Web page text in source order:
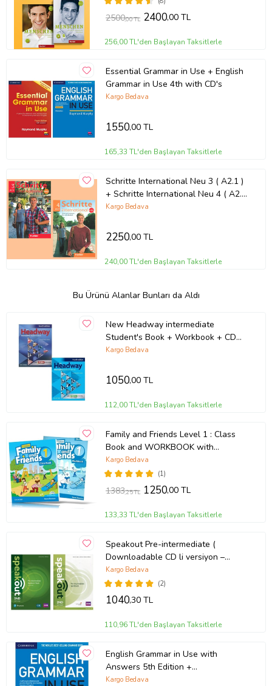
2500,00 TL 2400,00 TL
256,00 TL'den Başlayan Taksitlerle
Essential Grammar in Use + English
Grammar in Use 4th with CD's
Kargo Bedava
1550,00 TL
165,33 TL'den Başlayan Taksitlerle
Schritte International Neu 3 ( A2.1 )
+ Schritte International Neu 4 ( A2.2
) Kurs Und Arbeitsbuch + Ar
Kargo Bedava
2250,00 TL
240,00 TL'den Başlayan Taksitlerle
Bu Ürünü Alanlar Bunları da Aldı
New Headway intermediate
Student's Book + Workbook + CD
4th Ed.
Kargo Bedava
1050,00 TL
112,00 TL'den Başlayan Taksitlerle
Family and Friends Level 1 : Class
Book and WORKBOOK with
Downloadable Audios
(1)
Kargo Bedava
1383,25 TL 1250,00 TL
133,33 TL'den Başlayan Taksitlerle
Speakout Pre-intermediate (
Downloadable CD li versiyon –
Online KOD YOKTUR )
(2)
Kargo Bedava
1040,30 TL
110,96 TL'den Başlayan Taksitlerle
English Grammar in Use with
Answers 5th Edition +
Downloadable Audios CD
Kargo Bedava